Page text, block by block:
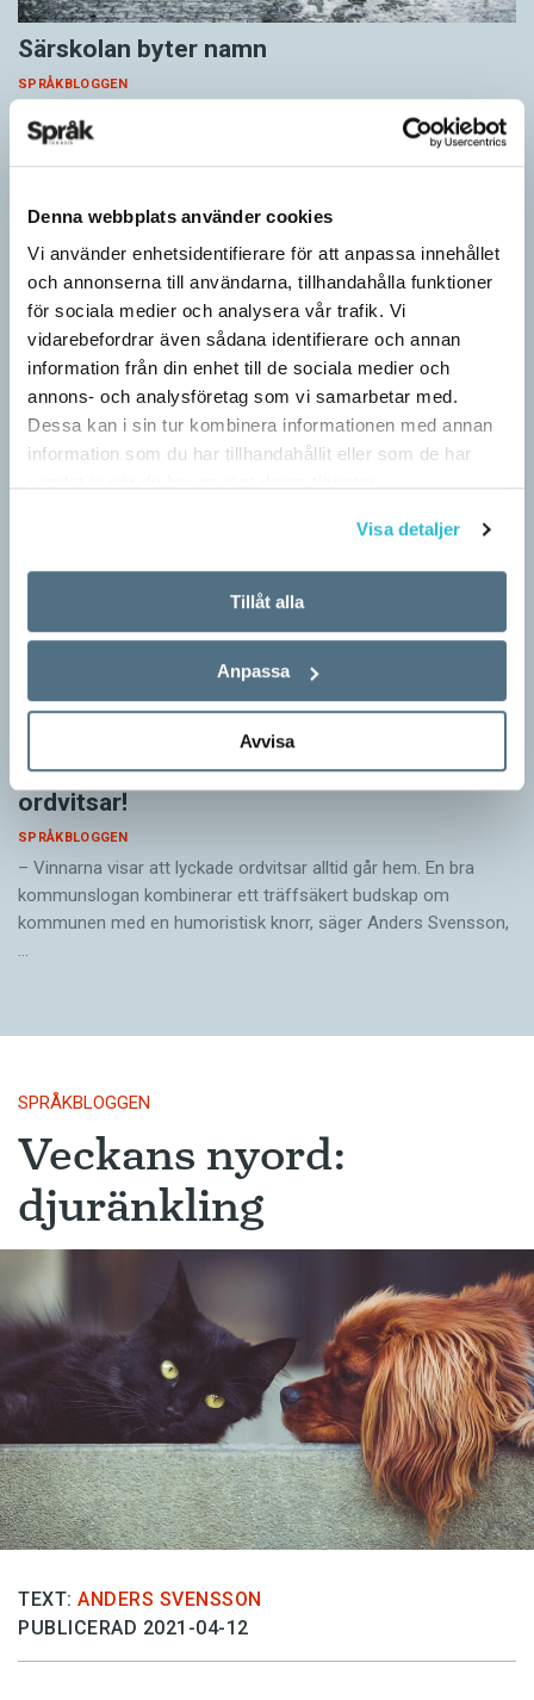
Denna webbplats använder cookies
Vi använder enhetsidentifierare för att anpassa innehållet
och annonserna till användarna, tillhandahålla funktioner
för sociala medier och analysera vår trafik. Vi
vidarebefordrar även sådana identifierare och annan
information från din enhet till de sociala medier och
annons- och analysföretag som vi samarbetar med.
Dessa kan i sin tur kombinera informationen med annan
information som du har tillhandahållit eller som de har
Visa detaljer
Tillåt alla
Anpassa
Avvisa
Särskolan byter namn
SPRÅKBLOGGEN
Grundsärskola byter namn till anpassad grundskola och
gymnasiesärskolan till anpassad gymnasieskola. En som har
stor del i att detta namnbyte sker är artonåriga Leo Lust…
Pressmeddelande: Hjovisst älskar vi
ordvitsar!
SPRÅKBLOGGEN
– Vinnarna visar att lyckade ordvitsar alltid går hem. En bra
kommunslogan kombinerar ett träffsäkert budskap om
kommunen med en humoristisk knorr, säger Anders Svensson,
…
SPRÅKBLOGGEN
Veckans nyord:
djuränkling
TEXT: ANDERS SVENSSON
PUBLICERAD 2021-04-12